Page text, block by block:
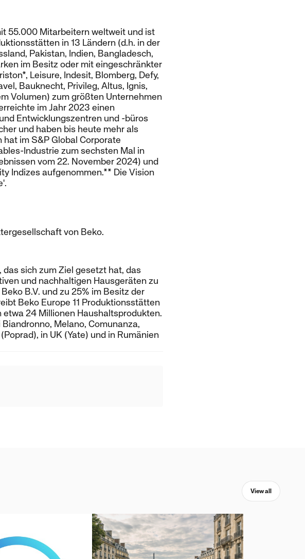
55.000 Mitarbeitern weltweit und ist
in 13 Ländern (d.h. in der
Pakistan, Indien, Bangladesch,
im Besitz oder mit eingeschränkter
Leisure, Indesit, Blomberg, Defy,
Bauknecht, Privileg, Altus, Ignis,
Volumen) zum größten Unternehmen
im Jahr 2023 einen
Entwicklungszentren und -büros
und haben bis heute mehr als
im S&P Global Corporate
Industrie zum sechsten Mal in
vom 22. November 2024) und
Indizes aufgenommen.** Die Vision
von Beko.
sich zum Ziel gesetzt hat, das
und nachhaltigen Hausgeräten zu
B.V. und zu 25% im Besitz der
Beko Europe 11 Produktionsstätten
24 Millionen Haushaltsprodukten.
Melano, Comunanza,
in UK (Yate) und in Rumänien
View all